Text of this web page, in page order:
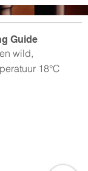
wild,
18°C
Guide